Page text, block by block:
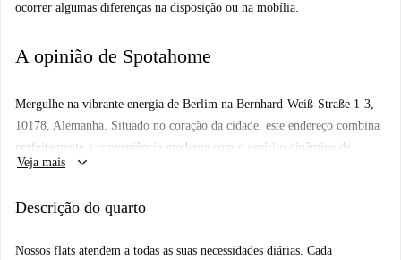
ocorrer algumas diferenças na disposição ou na mobília.
A opinião de Spotahome
Mergulhe na vibrante energia de Berlim na Bernhard-Weiß-Straße 1-3,
10178, Alemanha. Situado no coração da cidade, este endereço combina
perfeitamente a conveniência moderna com o espírito dinâmico de
Berlim. Com uma localização central, os moradores têm fácil acesso aos
cidade. A Bernhard-Weiß-Straße 1-3 exemplifica a vida urbana
cuidadosamente selecionados, criando um ambiente que ressoa com o
Veja mais keyboard_arrow_down
Descrição do quarto
Nossos flats atendem a todas as suas necessidades diárias. Cada